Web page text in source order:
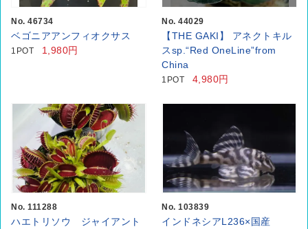
No. 46734
ベゴニアアンフィオクサス
1POT 1,980円
No. 44029
【THE GAKI】 アネクトキル
スsp.“Red OneLine”from
China
1POT 4,980円
No. 111288
ハエトリソウ ジャイアント
No. 103839
インドネシアL236×国産